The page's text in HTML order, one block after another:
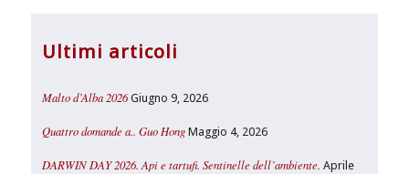
Ultimi articoli
Malto d’Alba 2026 Giugno 9, 2026
Quattro domande a.. Guo Hong Maggio 4, 2026
DARWIN DAY 2026. Api e tartufi. Sentinelle dell’ambiente. Aprile